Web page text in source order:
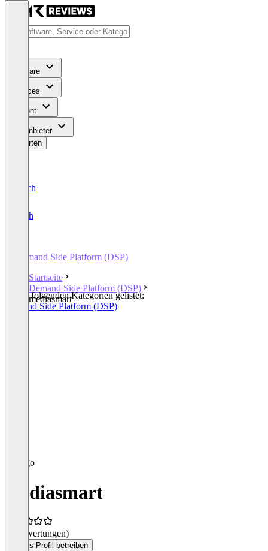
Software
Services
Content
Für Anbieter
Bewerten
Deutsch
English
Demand Side Platform (DSP)
Startseite
Demand Side Platform (DSP)
mediasmart
In den folgenden Kategorien gelistet:
Demand Side Platform (DSP)
mediasmart
(0 Bewertungen)
Dieses Profil betreiben